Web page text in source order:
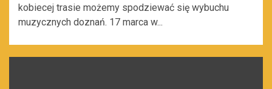
kobiecej trasie możemy spodziewać się wybuchu
muzycznych doznań. 17 marca w...